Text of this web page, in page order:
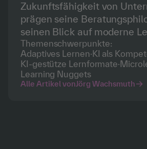
Zukunftsfähigkeit von
prägen seine
seinen Blick auf moderne
Themenschwerpunkte:
Adaptives Lernen·KI als
KI-gestütze Lernformate·
Learning Nuggets
Alle Artikel vonJörg Wachsmuth